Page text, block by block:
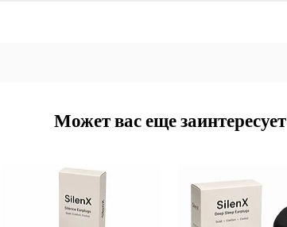
Может вас еще заинтересует